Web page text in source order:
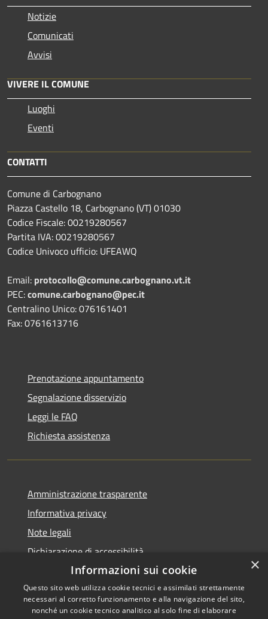
Notizie
Comunicati
Avvisi
VIVERE IL COMUNE
Luoghi
Eventi
CONTATTI
Comune di Carbognano
Piazza Castello 18, Carbognano (VT) 01030
Codice Fiscale: 00219280567
Partita IVA: 00219280567
Codice Univoco ufficio: UFEAWQ
Email: protocollo@comune.carbognano.vt.it
PEC:comune.carbognano@pec.it
Centralino Unico: 076161401
Fax: 0761613716
Prenotazione appuntamento
Segnalazione disservizio
Leggi le FAQ
Richiesta assistenza
Amministrazione trasparente
Informativa privacy
Note legali
Dichiarazione di accessibilità
Copyright © 2026 • Comune di
×
Informazioni sui cookie
Questo sito web utilizza cookie tecnici e assimilati strettamente
necessari al corretto funzionamento e alla navigazione del sito,
nonché un cookie tecnico analitico al solo fine di elaborare